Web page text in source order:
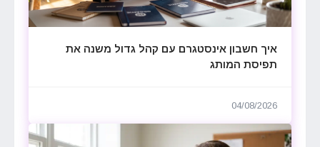
איך חשבון אינסטגרם עם קהל גדול משנה את
תפיסת המותג
04/08/2026